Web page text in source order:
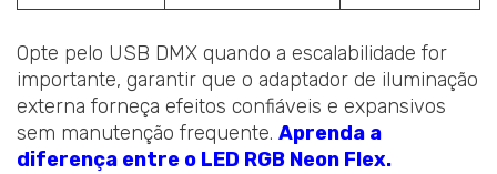
Opte pelo USB DMX quando a escalabilidade for
importante, garantir que o adaptador de iluminação
externa forneça efeitos confiáveis e expansivos
sem manutenção frequente. Aprenda a
diferença entre o LED RGB Neon Flex.